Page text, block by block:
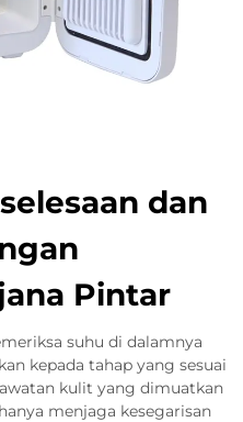
dan
Pintar
suhu di dalamnya
kepada tahap yang sesuai
kulit yang dimuatkan
menjaga kesegarisan